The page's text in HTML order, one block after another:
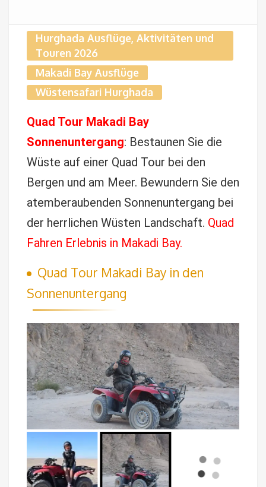
Hurghada Ausflüge, Aktivitäten und
Touren 2026
Makadi Bay Ausflüge
Wüstensafari Hurghada
Quad Tour Makadi Bay
Sonnenuntergang: Bestaunen Sie die
Wüste auf einer Quad Tour bei den
Bergen und am Meer. Bewundern Sie den
atemberaubenden Sonnenuntergang bei
der herrlichen Wüsten Landschaft. Quad
Fahren Erlebnis in Makadi Bay.
Quad Tour Makadi Bay in den
Sonnenuntergang